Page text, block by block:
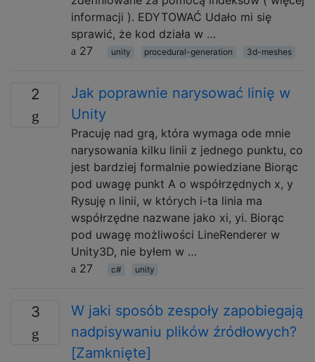
informacji ). EDYTOWAĆ Udało mi się
sprawić, że kod działa w …
27
unity procedural-generation 3d-meshes
2
Jak poprawnie narysować linię w
Unity
Pracuję nad grą, która wymaga ode mnie
narysowania kilku linii z jednego punktu, co
jest bardziej formalnie powiedziane Biorąc
pod uwagę punkt A o współrzędnych x, y
Rysuję n linii, w których i-ta linia ma
współrzędne nazwane jako xi, yi. Biorąc
pod uwagę możliwości LineRenderer w
Unity3D, nie byłem w …
27
c# unity
3
W jaki sposób zespoły zapobiegają
nadpisywaniu plików źródłowych?
[Zamknięte]